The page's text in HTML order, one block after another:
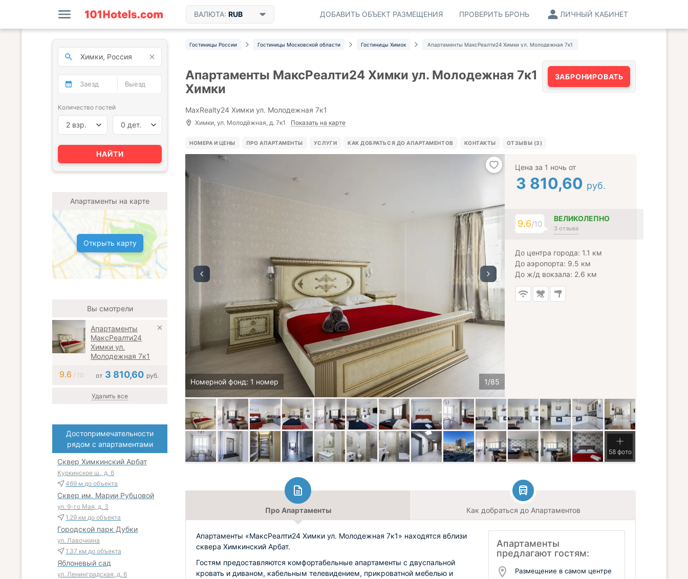
ВАЛЮТА: RUB ЛИЧНЫЙ КАБИНЕТ
ПРОВЕРИТЬ БРОНЬ
ДОБАВИТЬ ОБЪЕКТ РАЗМЕЩЕНИЯ
Гостиницы России Гостиницы Московской области Гостиницы Химок Апартаменты МаксРеалти24 Химки ул. Молодежная 7к1
Апартаменты МаксРеалти24 Химки ул. Молодежная 7к1
Химки
MaxRealty24 Химки ул. Молодежная 7к1
Химки, ул. Молодёжная, д. 7к1 Показать на карте
ЗАБРОНИРОВАТЬ
НОМЕРА И ЦЕНЫ ПРО АПАРТАМЕНТЫ УСЛУГИ КАК ДОБРАТЬСЯ ДО АПАРТАМЕНТОВ КОНТАКТЫ ОТЗЫВЫ (3)
Номерной фонд: 1 номер
Цена за 1 ночь от
3 810,60 руб.
9.6/10
ВЕЛИКОЛЕПНО
3 отзыва
До центра города: 1.1 км
До аэропорта: 9.5 км
До ж/д вокзала: 2.6 км
58 фото
Про Апартаменты Как добраться до Апартаментов
Апартаменты
предлагают гостям:
Размещение в самом центре
Апартаменты «МаксРеалти24 Химки ул. Молодежная 7к1» находятся вблизи
сквера Химкинский Арбат.
Гостям предоставляются комфортабельные апартаменты с двуспальной
кровать и диваном, кабельным телевидением, прикроватной мебелью и
Количество гостей
2 взр. 0 дет.
НАЙТИ
Апартаменты на карте
Открыть карту
Вы смотрели
Апартаменты
МаксРеалти24
Химки ул.
Молодежная 7к1
9.6 / 10 от 3 810,60 руб.
Удалить все
Достопримечательности
рядом с апартаментами
Сквер Химкинский Арбат
Куркинское ш., д. 6
469 м до объекта
Сквер им. Марии Рубцовой
ул. 9-го Мая, д. 3
1.29 км до объекта
Городской парк Дубки
ул. Лавочкина
1.37 км до объекта
Яблоневый сад
ул. Ленинградская, д. 6